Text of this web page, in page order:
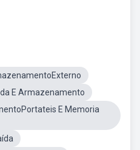
E Armazenamento
E Memoria